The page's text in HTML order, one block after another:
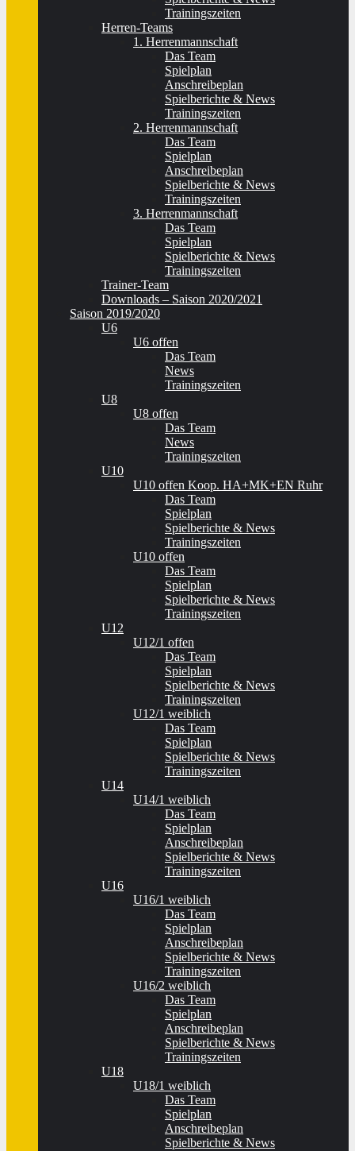
Trainingszeiten
Herren-Teams
1. Herrenmannschaft
Das Team
Spielplan
Anschreibeplan
Spielberichte & News
Trainingszeiten
2. Herrenmannschaft
Das Team
Spielplan
Anschreibeplan
Spielberichte & News
Trainingszeiten
3. Herrenmannschaft
Das Team
Spielplan
Spielberichte & News
Trainingszeiten
Trainer-Team
Downloads – Saison 2020/2021
Saison 2019/2020
U6
U6 offen
Das Team
News
Trainingszeiten
U8
U8 offen
Das Team
News
Trainingszeiten
U10
U10 offen Koop. HA+MK+EN Ruhr
Das Team
Spielplan
Spielberichte & News
Trainingszeiten
U10 offen
Das Team
Spielplan
Spielberichte & News
Trainingszeiten
U12
U12/1 offen
Das Team
Spielplan
Spielberichte & News
Trainingszeiten
U12/1 weiblich
Das Team
Spielplan
Spielberichte & News
Trainingszeiten
U14
U14/1 weiblich
Das Team
Spielplan
Anschreibeplan
Spielberichte & News
Trainingszeiten
U16
U16/1 weiblich
Das Team
Spielplan
Anschreibeplan
Spielberichte & News
Trainingszeiten
U16/2 weiblich
Das Team
Spielplan
Anschreibeplan
Spielberichte & News
Trainingszeiten
U18
U18/1 weiblich
Das Team
Spielplan
Anschreibeplan
Spielberichte & News